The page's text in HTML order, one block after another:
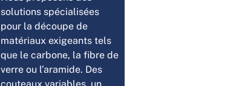
solutions spécialisées
pour la découpe de
matériaux exigeants tels
que le carbone, la fibre de
verre ou l’aramide. Des
couteaux variables, un